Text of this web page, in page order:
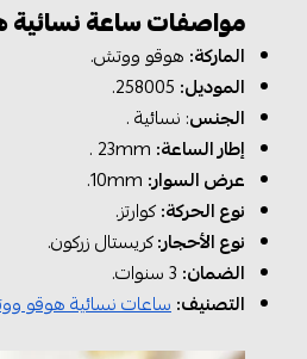
مواصفات ساعة
الماركة: هوقو ووتش.
الموديل:
الجنس: نسائية .
إطار الساعة:
عرض السوار:
نوع الحركة:كوارتز.
نوع الأحجار:كريستال زركون.
الضمان:
التصنيف:ساعات نسائية هوقو